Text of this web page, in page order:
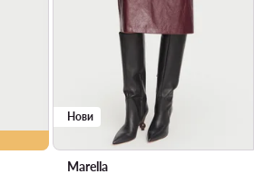
Нови
Marella